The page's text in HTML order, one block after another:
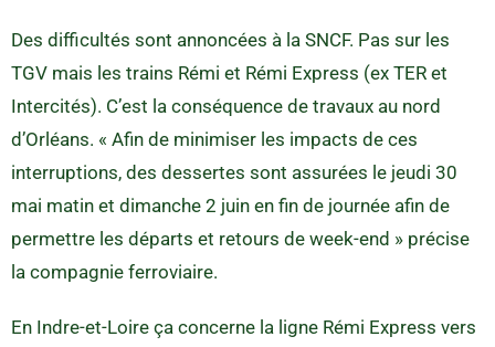
Des difficultés sont annoncées à la SNCF. Pas sur les
TGV mais les trains Rémi et Rémi Express (ex TER et
Intercités). C’est la conséquence de travaux au nord
d’Orléans. « Afin de minimiser les impacts de ces
interruptions, des dessertes sont assurées le jeudi 30
mai matin et dimanche 2 juin en fin de journée afin de
permettre les départs et retours de week-end » précise
la compagnie ferroviaire.
En Indre-et-Loire ça concerne la ligne Rémi Express vers